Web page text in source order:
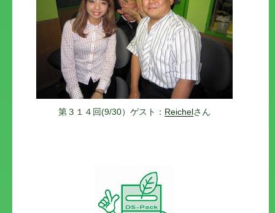
第３１４回(9/30）ゲスト： Reichelさん